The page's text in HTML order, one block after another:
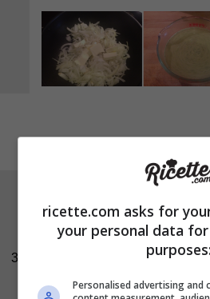
3
poi aggiungete il brodo e
fuoco lento per 30 minuti.
ricette.com asks for
your personal data
purposes:
Personalised advertising and